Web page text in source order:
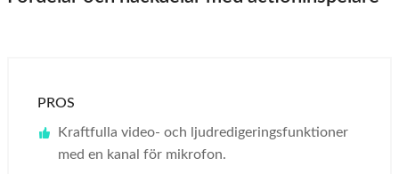
PROS
Kraftfulla video- och ljudredigeringsfunktioner
med en kanal för mikrofon.